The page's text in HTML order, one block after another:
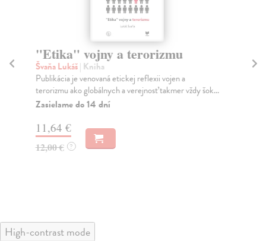
"Etika" vojny a terorizmu
Švaňa Lukáš| Kniha
Publikácia je venovaná etickej reflexii vojen a
terorizmu ako globálnych a verejnosť takmer vždy šok...
Zasielame do 14 dní
11,64 €
12,00 € ?
High-contrast mode